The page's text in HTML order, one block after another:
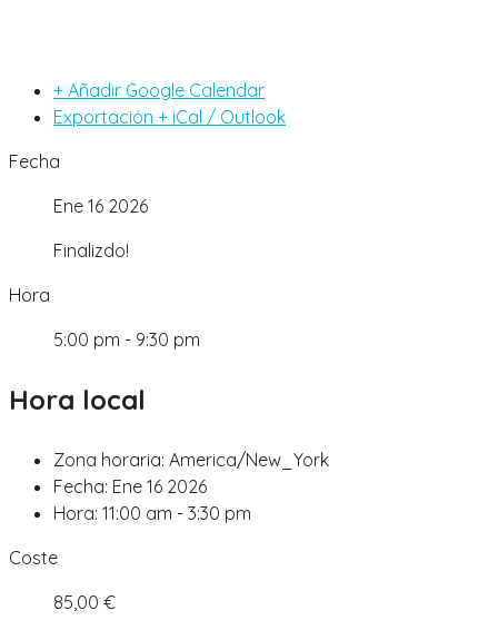
+ Añadir Google Calendar
Exportación + iCal / Outlook
Fecha
Ene 16 2026
Finalizdo!
Hora
5:00 pm - 9:30 pm
Hora local
Zona horaria: America/New_York
Fecha: Ene 16 2026
Hora: 11:00 am - 3:30 pm
Coste
85,00 €